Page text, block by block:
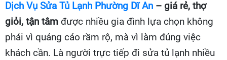
Dịch Vụ Sửa Tủ Lạnh Phường Dĩ An – giá rẻ, thợ
giỏi, tận tâm được nhiều gia đình lựa chọn không
phải vì quảng cáo rầm rộ, mà vì làm đúng việc
khách cần. Là người trực tiếp đi sửa tủ lạnh nhiều